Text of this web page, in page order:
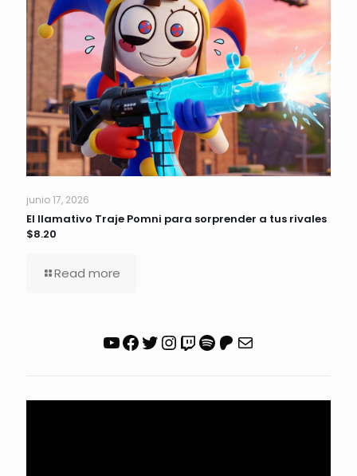
junio 17, 2026
El llamativo Traje Pomni para sorprender a tus rivales
$8.20
Read more
YouTube
Facebook
Twitter
Instagram
Twitch
Spotify
Patreon
Correo electrónico